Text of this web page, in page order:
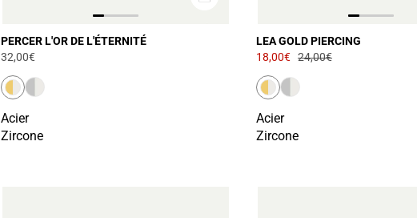
PERCER L'OR DE L'ÉTERNITÉ
32,00€
Acier
Zircone
LEA GOLD PIERCING
18,00€ 24,00€
Acier
Zircone